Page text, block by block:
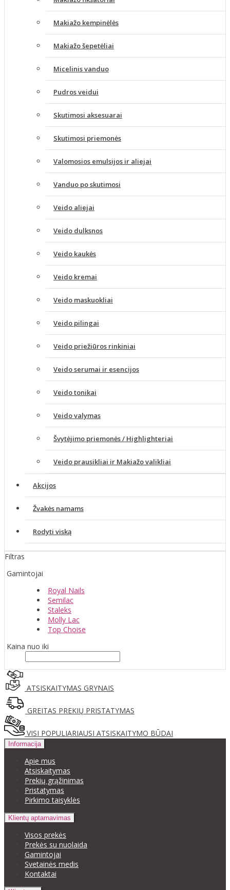
Makiažo kempinėlės
Makiažo šepetėliai
Micelinis vanduo
Pudros veidui
Skutimosi aksesuarai
Skutimosi priemonės
Valomosios emulsijos ir aliejai
Vanduo po skutimosi
Veido aliejai
Veido dulksnos
Veido kaukės
Veido kremai
Veido maskuokliai
Veido pilingai
Veido priežiūros rinkiniai
Veido serumai ir esencijos
Veido tonikai
Veido valymas
Švytėjimo priemonės / Highlighteriai
Veido prausikliai ir Makiažo valikliai
Akcijos
Žvakės namams
Rodyti viską
Filtras
Gamintojai
Royal Nails
Semilac
Staleks
Molly Lac
Top Choise
Kaina nuo iki
ATSISKAITYMAS GRYNAIS
GREITAS PREKIŲ PRISTATYMAS
VISI POPULIARIAUSI ATSISKAITYMO BŪDAI
Informacija
Apie mus
Atsiskaitymas
Prekių grąžinimas
Pristatymas
Pirkimo taisyklės
Klientų aptarnavimas
Visos prekės
Prekės su nuolaida
Gamintojai
Svetainės medis
Kontaktai